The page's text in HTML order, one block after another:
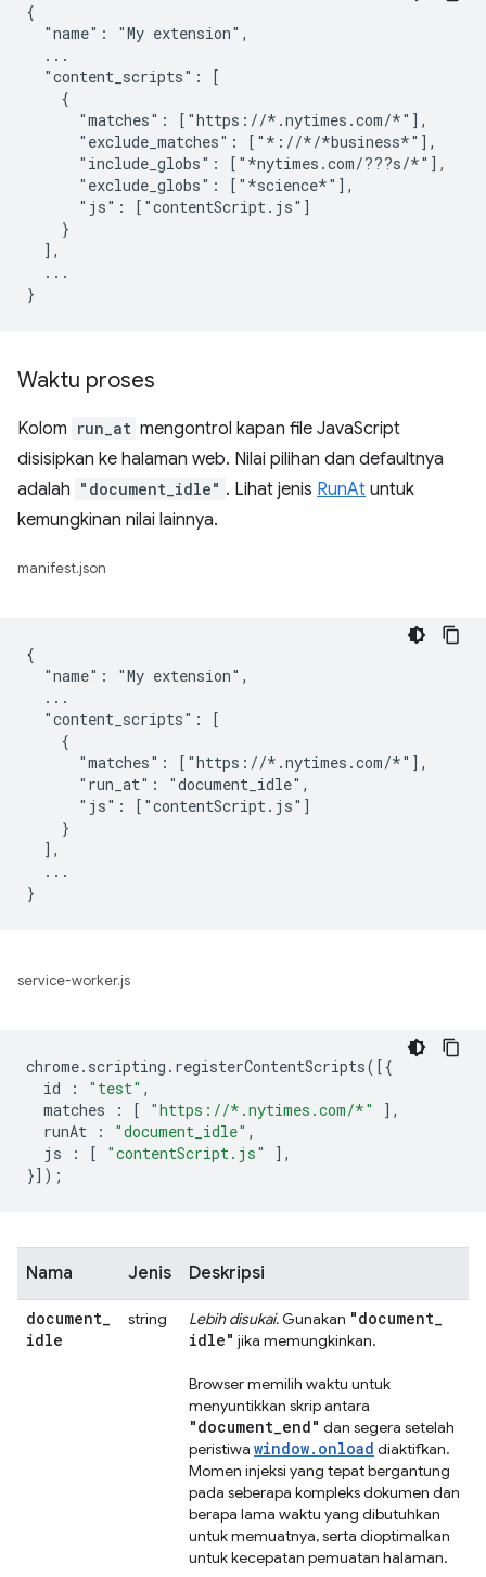
{
  "name": "My extension",
  ...
  "content_scripts": [
    {
      "matches": ["https://*.nytimes.com/*"],
      "exclude_matches": ["*://*/*business*"],
      "include_globs": ["*nytimes.com/???s/*"],
      "exclude_globs": ["*science*"],
      "js": ["contentScript.js"]
    }
  ],
  ...
Waktu proses
Kolom run_at mengontrol kapan file JavaScript
disisipkan ke halaman web. Nilai pilihan dan defaultnya
adalah "document_idle" . Lihat jenis RunAt untuk
kemungkinan nilai lainnya.
manifest.json
{
  "name": "My extension",
  ...
  "content_scripts": [
    {
      "matches": ["https://*.nytimes.com/*"],
      "run_at": "document_idle",
      "js": ["contentScript.js"]
    }
  ],
  ...
service-worker.js
chrome. scripting . registerContentScripts([{
id
: "test" ,
matches
: [ "https://*.nytimes.com/*"
],
runAt
: "document_idle" ,
js
: [ "contentScript.js"
],
}]);
Nama Jenis Deskripsi
document_
idle
string Lebih disukai.Gunakan "document_
idle" jika memungkinkan.
Browser memilih waktu untuk
menyuntikkan skrip antara
"document_end" dan segera setelah
peristiwa window.onload diaktifkan.
Momen injeksi yang tepat bergantung
pada seberapa kompleks dokumen dan
berapa lama waktu yang dibutuhkan
untuk memuatnya, serta dioptimalkan
untuk kecepatan pemuatan halaman.